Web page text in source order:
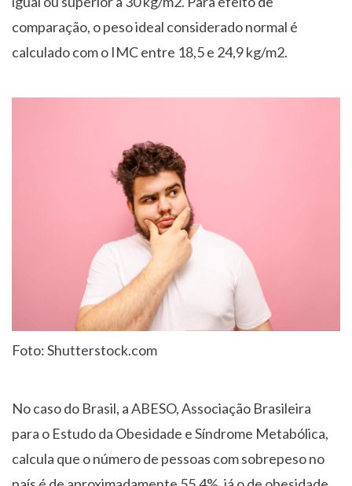
comparação, o peso ideal considerado normal é
calculado com o IMC entre 18,5 e 24,9 kg/m2.
Foto: Shutterstock.com
No caso do Brasil, a ABESO, Associação Brasileira
para o Estudo da Obesidade e Síndrome Metabólica,
calcula que o número de pessoas com sobrepeso no